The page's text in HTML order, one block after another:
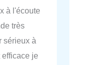
à l'écoute
très
sérieux à
je